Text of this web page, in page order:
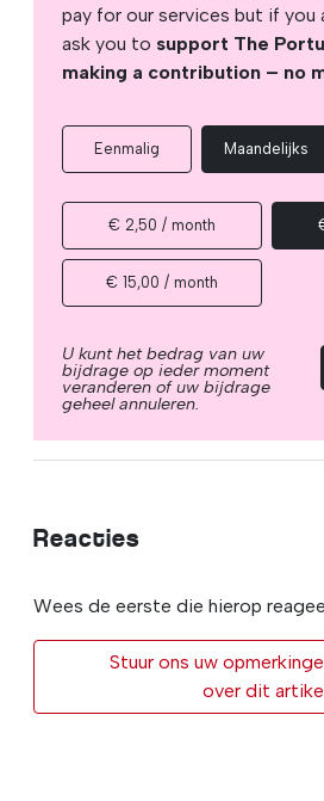
pay for our services but if you
ask you to support The
making a contribution – no
Eenmalig Maandelijks
€ 2,50 / month
€ 15,00 / month
U kunt het bedrag van uw
bijdrage op ieder moment
veranderen of uw bijdrage
geheel annuleren.
Reacties
Wees de eerste die hierop
Stuur ons uw
over dit